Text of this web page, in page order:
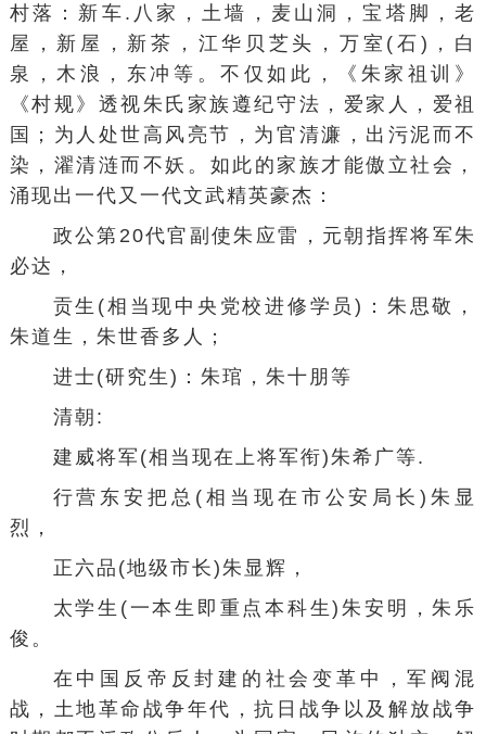
村落：新车.八家，土墙，麦山洞，宝塔脚，老
屋，新屋，新茶，江华贝芝头，万室(石)，白
泉，木浪，东冲等。不仅如此，《朱家祖训》
《村规》透视朱氏家族遵纪守法，爱家人，爱祖
国；为人处世高风亮节，为官清濂， 出污泥而不
染 ，濯清涟而不妖。如此的家族才能傲立社会，
涌现出一代又一代文武精英豪杰：
政公第20代官副使朱应雷，元朝指挥将军朱
必达，
贡生(相当现中央党校进修学员)：朱思敬，
朱道生，朱世香多人；
进士(研究生)：朱琯，朱十朋等
清朝:
建威将军(相当现在上将军衔)朱希广等.
行营东安把总(相当现在市公安局长)朱显
烈，
正六品(地级市长)朱显辉，
太学生(一本生即重点本科生)朱安明，朱乐
俊。
在中国反帝反封建的社会变革中，军阀混
战，土地革命战争年代，抗日战争以及解放战争